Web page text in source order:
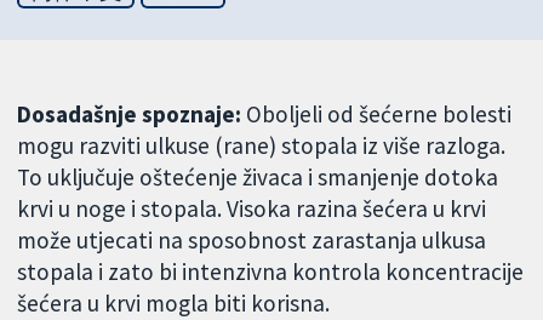
Dosadašnje spoznaje: Oboljeli od šećerne bolesti
mogu razviti ulkuse (rane) stopala iz više razloga.
To uključuje oštećenje živaca i smanjenje dotoka
krvi u noge i stopala. Visoka razina šećera u krvi
može utjecati na sposobnost zarastanja ulkusa
stopala i zato bi intenzivna kontrola koncentracije
šećera u krvi mogla biti korisna.